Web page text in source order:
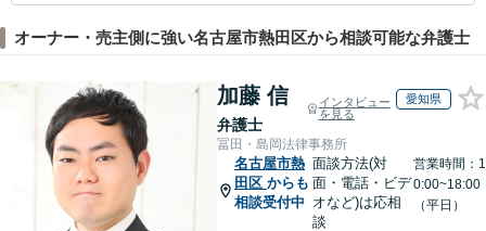
オーナー・売主側に強い名古屋市熱田区から相談可能な弁護士
加藤 信
弁護士
インタビュー
を見る
愛知県
冨田・島岡法律事務所
名古屋市熱
田区 からも
相談受付中
面談方法(対
面・電話・ビデ
オなど)は応相
談
営業時間：1
0:00~18:00
（平日）